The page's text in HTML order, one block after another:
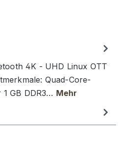
4K - UHD Linux OTT
Quad-Core-
GB DDR3… Mehr